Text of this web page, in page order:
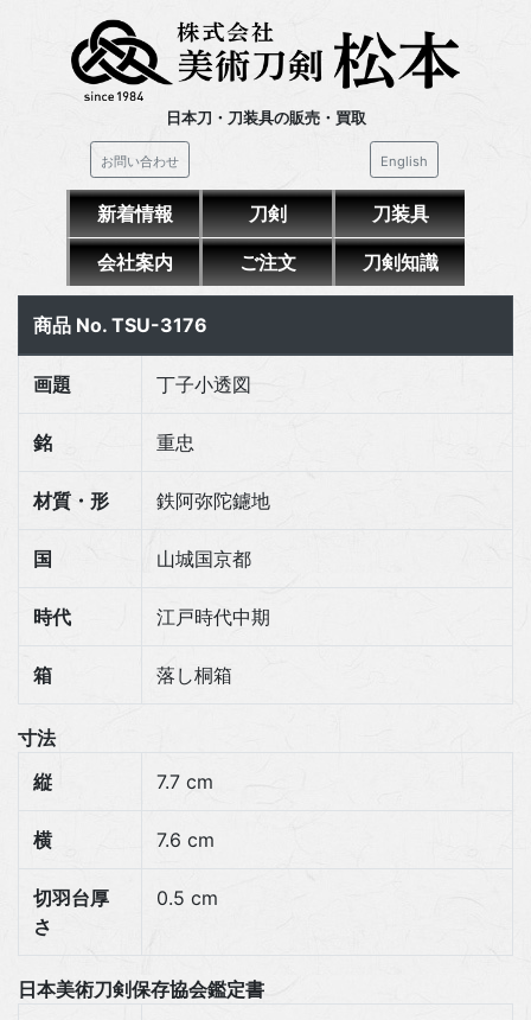
日本刀・刀装具の販売・買取
お問い合わせ English
新着情報 刀剣 刀装具
会社案内 ご注文 刀剣知識
商品 No. TSU-3176
画題 丁子小透図
銘 重忠
材質・形 鉄阿弥陀鑢地
国 山城国京都
時代 江戸時代中期
箱 落し桐箱
寸法
縦
7.7 cm
横 7.6 cm
切羽台厚
さ
0.5 cm
日本美術刀剣保存協会鑑定書